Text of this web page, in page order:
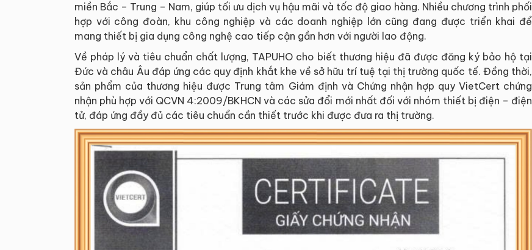
miền Bắc – Trung – Nam, giúp tối ưu dịch vụ hậu mãi và tốc độ giao hàng. Nhiều chương trình phối
hợp với công đoàn, khu công nghiệp và các doanh nghiệp lớn cũng đang được triển khai để
mang thiết bị gia dụng công nghệ cao tiếp cận gần hơn với người lao động.
Về pháp lý và tiêu chuẩn chất lượng, TAPUHO cho biết thương hiệu đã được đăng ký bảo hộ tại
Đức và châu Âu đáp ứng các quy định khắt khe về sở hữu trí tuệ tại thị trường quốc tế. Đồng thời,
sản phẩm của thương hiệu được Trung tâm Giám định và Chứng nhận hợp quy VietCert chứng
nhận phù hợp với QCVN 4:2009/BKHCN và các sửa đổi mới nhất đối với nhóm thiết bị điện – điện
tử, đáp ứng đầy đủ các tiêu chuẩn cần thiết trước khi được đưa ra thị trường.